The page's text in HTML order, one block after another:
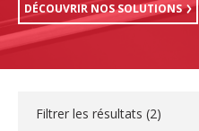
DÉCOUVRIR NOS SOLUTIONS
Filtrer les résultats (2)